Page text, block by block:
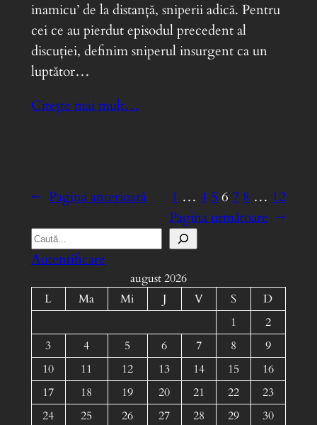
inamicu’ de la distanță, sniperii adică. Pentru
cei ce au pierdut episodul precedent al
discuției, definim sniperul insurgent ca un
luptător…
Citește mai mult…
← Pagina anterioară 1 … 456 78 … 12
Pagina următoare →
S
e
h
Autentificare
august 2026
L
Ma Mi J V S
D
1
2
3
4 5 6 7 8
9
10
11 12 13 14 15
16
17
18 19 20 21 22
23
24
25 26 27 28 29
30